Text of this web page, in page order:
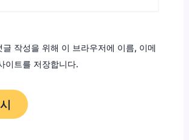
글 작성을 위해 이 브라우저에 이름, 이메
이트를 저장합니다.